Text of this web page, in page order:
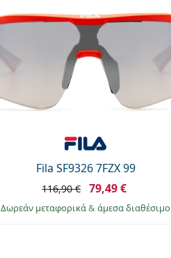
Fila SF9326 7FZX 99
116,90 € 79,49 €
Δωρεάν μεταφορικά& άμεσα διαθέσιμο